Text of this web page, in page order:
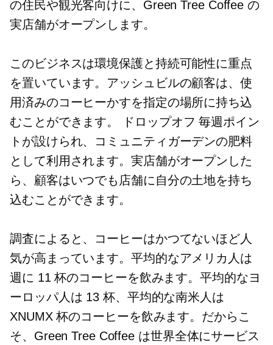
の住民や観光客向けに、Green Tree Coffee の
実店舗がオープンします。
このビジネスは環境保護と持続可能性に重点
を置いています。アッシュビルの顧客は、使
用済みのコーヒーかすを指定の場所に持ち込
むことができます。
ドロップオフ 毎週ポイン
トが設けられ、コミュニティガーデンの肥料
として利用されます。実店舗がオープンした
ら、顧客はいつでも店舗に自分の土地を持ち
込むことができます。
調査によると、コーヒーはかつてないほど人
気が​​高まっています。平均的なアメリカ人は
週に 11 杯のコーヒーを飲みます。平均的なヨ
ーロッパ人は 13 杯、平均的な南米人は
XNUMX 杯のコーヒーを飲みます。だからこ
そ、Green Tree Coffee は世界全体にサービス